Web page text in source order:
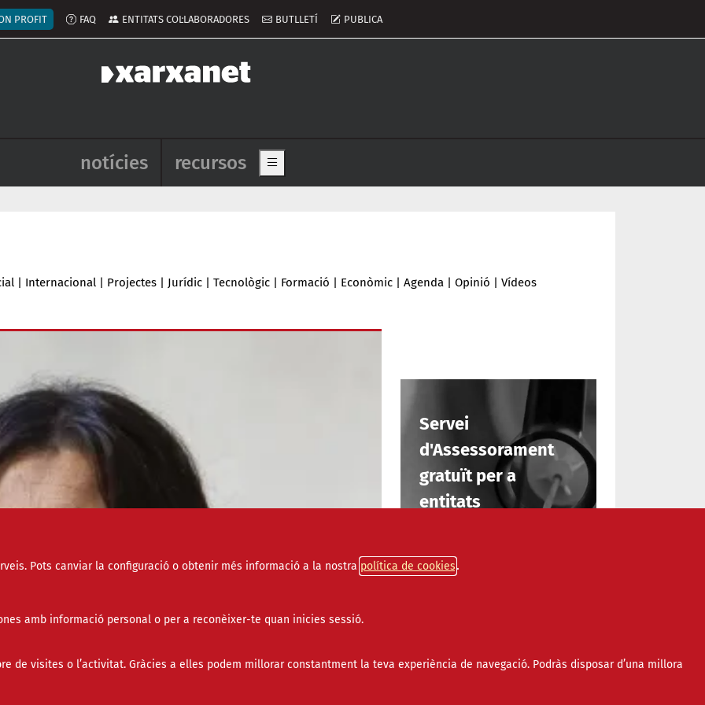
Pots canviar la configuració o obtenir més informació a la nostra política de cookies
amb informació personal o per a reconèixer-te quan inicies sessió.
de visites o l’activitat. Gràcies a elles podem millorar constantment la teva experiència de navegació. Podràs disposar d’una millora
del compte d'usuari
PROFIT FAQ ENTITATS COL·LABORADORES BUTLLETÍ PUBLICA
Navegació principal de l'encapçalament
notícies recursos Show main menu
| Internacional | Projectes | Jurídic | Tecnològic | Formació | Econòmic | Agenda | Opinió | Vídeos
Servei
d'Assessorament
gratuït per a
entitats